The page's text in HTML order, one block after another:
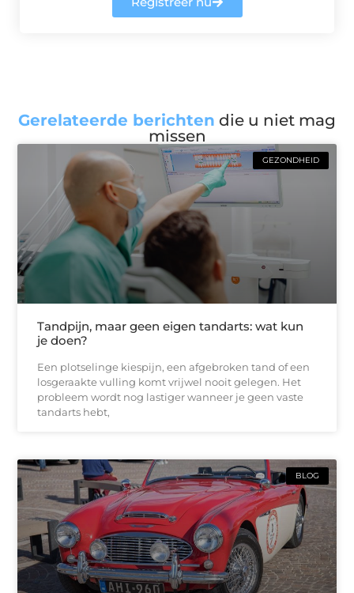
Gerelateerde berichten die u niet mag
missen
GEZONDHEID
Tandpijn, maar geen eigen tandarts: wat kun
je doen?
Een plotselinge kiespijn, een afgebroken tand of een
losgeraakte vulling komt vrijwel nooit gelegen. Het
probleem wordt nog lastiger wanneer je geen vaste
tandarts hebt,
BLOG